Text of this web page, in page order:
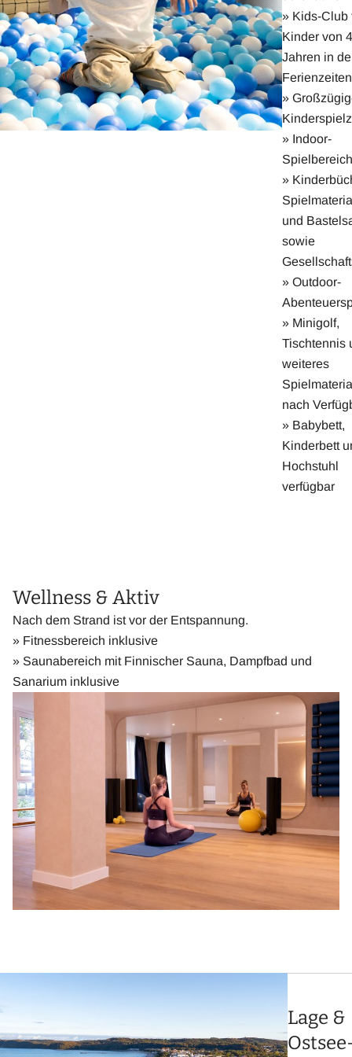
» Kids-Club
Kinder von
Jahren in
Ferienzeiten
»
» Indoor-
Spielbereich
»
und
sowie
» Outdoor-
» Minigolf,
Tischtennis
weiteres
nach
» Babybett,
Kinderbett
Hochstuhl
verfügbar
Wellness & Aktiv
Nach dem Strand ist vor der Entspannung.
» Fitnessbereich inklusive
» Saunabereich mit Finnischer Sauna, Dampfbad und
Sanarium inklusive
Lage &